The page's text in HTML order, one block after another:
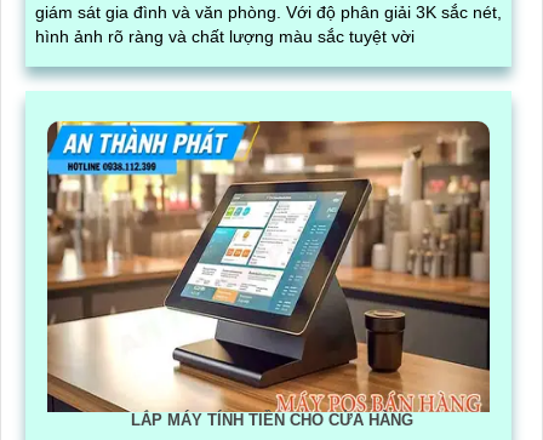
giám sát gia đình và văn phòng. Với độ phân giải 3K sắc nét,
hình ảnh rõ ràng và chất lượng màu sắc tuyệt vời
LẮP MÁY TÍNH TIỀN CHO CỬA HÀNG